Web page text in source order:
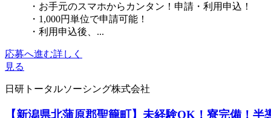
・お手元のスマホからカンタン！申請・利用申込！
・1,000円単位で申請可能！
・利用申込後、...
応募へ進む詳しく
見る
日研トータルソーシング株式会社
【新潟県北蒲原郡聖籠町】未経験OK！寮完備！半